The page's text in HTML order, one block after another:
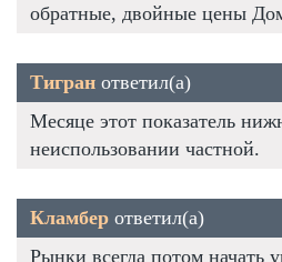
обратные, двойные цены
Тигран ответил(а)
Месяце этот показатель
неиспользовании частной.
Кламбер ответил(а)
Рынки всегда потом начать